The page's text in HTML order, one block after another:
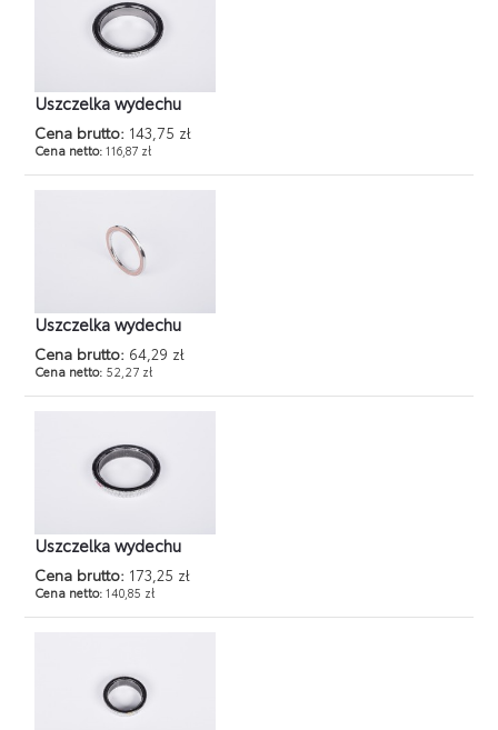
Uszczelka wydechu
Cena brutto: 143,75 zł
Cena netto:116,87 zł
Uszczelka wydechu
Cena brutto: 64,29 zł
Cena netto: 52,27 zł
Uszczelka wydechu
Cena brutto: 173,25 zł
Cena netto:140,85 zł